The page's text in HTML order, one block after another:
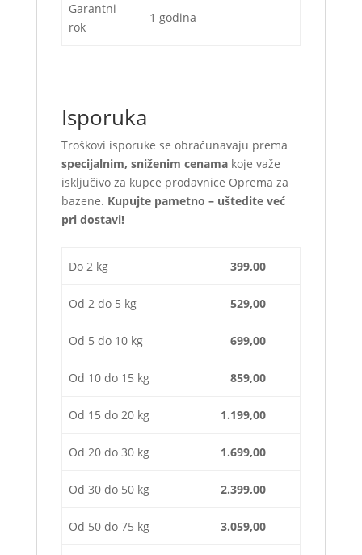
Garantni
rok
1 godina
Isporuka
Troškovi isporuke se obračunavaju prema
specijalnim, sniženim cenamakoje važe
isključivo za kupce prodavnice Oprema za
bazene. Kupujte pametno – uštedite već
pri dostavi!
Do 2 kg 399,00
Od 2 do 5 kg 529,00
Od 5 do 10 kg 699,00
Od 10 do 15 kg 859,00
Od 15 do 20 kg 1.199,00
Od 20 do 30 kg 1.699,00
Od 30 do 50 kg 2.399,00
Od 50 do 75 kg 3.059,00